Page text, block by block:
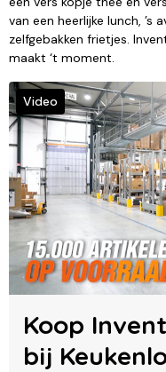
van een heerlijke lunch, ’s
zelfgebakken frietjes.
maakt ‘t moment.
Koop
bij
Video